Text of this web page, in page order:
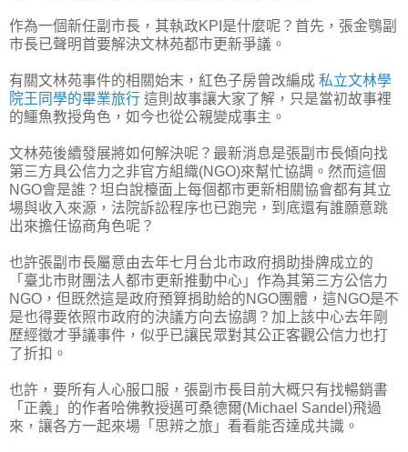
作為一個新任副市長，其執政KPI是什麼呢？首先，張金鶚副
市長已聲明首要解決文林苑都市更新爭議。
有關文林苑事件的相關始末，紅色子房曾改編成 私立文林學
院王同學的畢業旅行 這則故事讓大家了解，只是當初故事裡
的鱷魚教授角色，如今也從公親變成事主。
文林苑後續發展將如何解決呢？最新消息是張副市長傾向找
第三方具公信力之非官方組織(NGO)來幫忙協調。然而這個
NGO會是誰？坦白說檯面上每個都市更新相關協會都有其立
場與收入來源，法院訴訟程序也已跑完，到底還有誰願意跳
出來擔任協商角色呢？
也許張副市長屬意由去年七月台北市政府捐助掛牌成立的
「臺北市財團法人都市更新推動中心」作為其第三方公信力
NGO，但既然這是政府預算捐助給的NGO團體，這NGO是不
是也得要依照市政府的決議方向去協調？加上該中心去年剛
歷經徵才爭議事件，似乎已讓民眾對其公正客觀公信力也打
了折扣。
也許，要所有人心服口服，張副市長目前大概只有找暢銷書
「正義」的作者哈佛教授邁可桑德爾(Michael Sandel)飛過
來，讓各方一起來場「思辨之旅」看看能否達成共識。